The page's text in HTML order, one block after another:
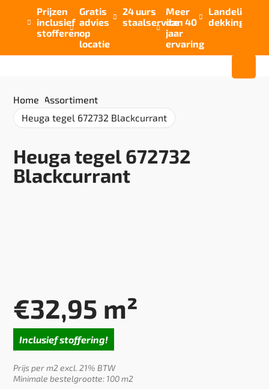

Prijzen
inclusief
stofferen

Gratis
advies
op
locatie

24 uurs
staalservice

Meer
dan 40
jaar
ervaring

Landelijke
dekking
Home Assortiment
Heuga tegel 672732 Blackcurrant
Heuga tegel 672732
Blackcurrant
€32,95 m²
Inclusief stoffering!
Prijs per m2 excl. 21% BTW
Minimale bestelgrootte: 100 m2